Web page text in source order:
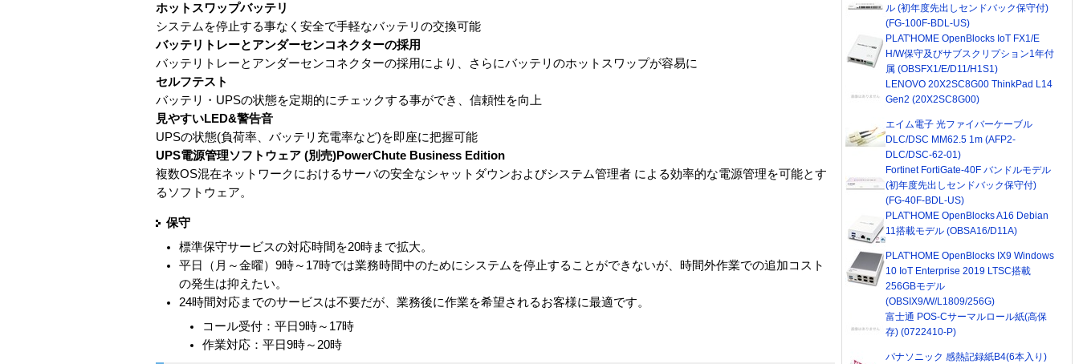
ホットスワップバッテリ
システムを停止する事なく安全で手軽なバッテリの交換可能
バッテリトレーとアンダーセンコネクターの採用
バッテリトレーとアンダーセンコネクターの採用により、さらにバッテリのホットスワップが容易に
セルフテスト
バッテリ・UPSの状態を定期的にチェックする事ができ、信頼性を向上
見やすいLED&警告音
UPSの状態(負荷率、バッテリ充電率など)を即座に把握可能
UPS電源管理ソフトウェア (別売)PowerChute Business Edition
複数OS混在ネットワークにおけるサーバの安全なシャットダウンおよびシステム管理者 による効率的な電源管理を可能とす
るソフトウェア。
保守
標準保守サービスの対応時間を20時まで拡大。
平日（月～金曜）9時～17時では業務時間中のためにシステムを停止することができないが、時間外作業での追加コスト
の発生は抑えたい。
24時間対応までのサービスは不要だが、業務後に作業を希望されるお客様に最適です。
コール受付：平日9時～17時
作業対応：平日9時～20時
ル (初年度先出しセンドバック保守付)
(FG-100F-BDL-US)
PLAT'HOME OpenBlocks IoT FX1/E
H/W保守及びサブスクリプション1年付
属 (OBSFX1/E/D11/H1S1)
LENOVO 20X2SC8G00 ThinkPad L14
Gen2 (20X2SC8G00)
エイム電子 光ファイバーケーブル
DLC/DSC MM62.5 1m (AFP2-
DLC/DSC-62-01)
Fortinet FortiGate-40F バンドルモデル
(初年度先出しセンドバック保守付)
(FG-40F-BDL-US)
PLAT'HOME OpenBlocks A16 Debian
11搭載モデル (OBSA16/D11A)
PLAT'HOME OpenBlocks IX9 Windows
10 IoT Enterprise 2019 LTSC搭載
256GBモデル
(OBSIX9/W/L1809/256G)
富士通 POS-Cサーマルロール紙(高保
存) (0722410-P)
パナソニック 感熱記録紙B4(6本入り)